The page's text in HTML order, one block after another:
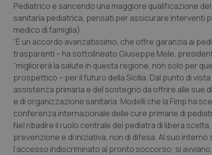
Pediatrico e sancendo una maggiore qualificazione
sanitaria pediatrica, pensati per assicurare interventi
medico di famiglia).
“È un accordo avanzatissimo, che offre garanzia ai
trasparenti – ha sottolineato Giuseppe Mele,
“migliorerà la salute in questa regione, non solo per
prospettico – per il futuro della Sicilia. Dal punto di
assistenza primaria e del sostegno da offrire alle sue
e di organizzazione sanitaria. Modelli che la Fimp ha
conferenza internazionale delle cure primarie di
Nel ribadire il ruolo centrale del pediatra di libera
prevenzione e di iniziativa, non di difesa. Al suo
l’accesso indiscriminato al pronto soccorso; si